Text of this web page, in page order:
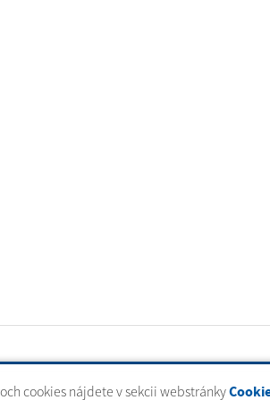
cookies nájdete v sekcii webstránky
|spoločnosť webex.digital